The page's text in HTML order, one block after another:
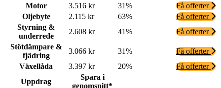
Motor
3.516 kr 31%
Få offerter
Oljebyte
2.115 kr 63%
Få offerter
Styrning &
underrede
2.608 kr 41%
Få offerter
Stötdämpare &
fjädring
3.066 kr 31%
Få offerter
Växellåda
3.397 kr 20%
Få offerter
Uppdrag
Spara i
genomsnitt*